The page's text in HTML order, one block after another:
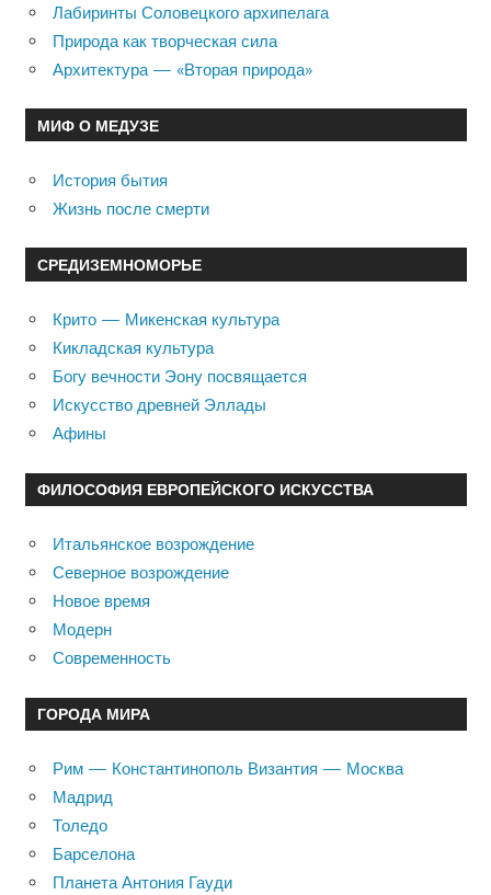
Лабиринты Соловецкого архипелага
Природа как творческая сила
Архитектура — «Вторая природа»
МИФ О МЕДУЗЕ
История бытия
Жизнь после смерти
СРЕДИЗЕМНОМОРЬЕ
Крито — Микенская культура
Кикладская культура
Богу вечности Эону посвящается
Искусство древней Эллады
Афины
ФИЛОСОФИЯ ЕВРОПЕЙСКОГО ИСКУССТВА
Итальянское возрождение
Северное возрождение
Новое время
Модерн
Современность
ГОРОДА МИРА
Рим — Константинополь Византия — Москва
Мадрид
Толедо
Барселона
Планета Антония Гауди